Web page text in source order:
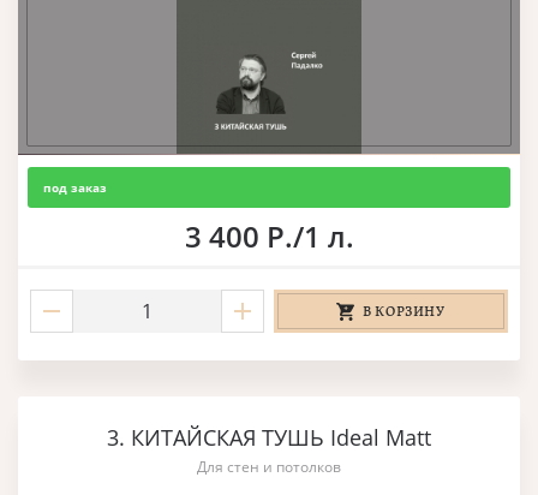
под заказ
3 400 Р./1 л.
В КОРЗИНУ
3. КИТАЙСКАЯ ТУШЬ Ideal Matt
Для стен и потолков